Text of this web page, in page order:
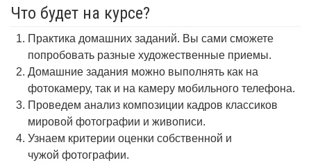
Что будет на курсе?
Практика домашних заданий. Вы сами сможете
попробовать разные художественные приемы.
Домашние задания можно выполнять как на
фотокамеру, так и на камеру мобильного телефона.
Проведем анализ композиции кадров классиков
мировой фотографии и живописи.
Узнаем критерии оценки собственной и
чужой фотографии.